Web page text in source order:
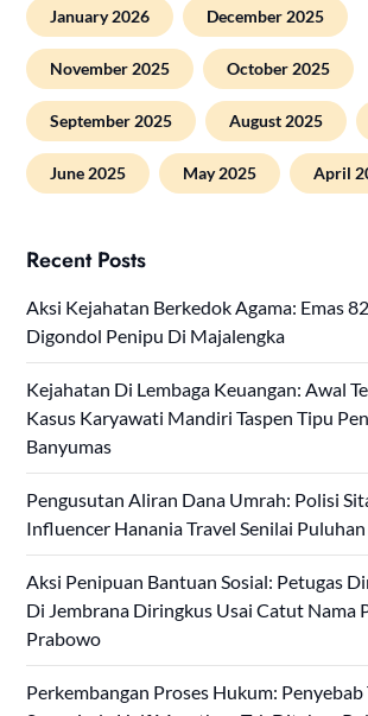
January 2026 December 2025
November 2025 October 2025
September 2025 August 2025
June 2025 May 2025 April
Recent Posts
Aksi Kejahatan Berkedok Agama: Emas
Digondol Penipu Di Majalengka
Kejahatan Di Lembaga Keuangan: Awal
Kasus Karyawati Mandiri Taspen Tipu
Banyumas
Pengusutan Aliran Dana Umrah: Polisi
Influencer Hanania Travel Senilai
Aksi Penipuan Bantuan Sosial: Petugas
Di Jembrana Diringkus Usai Catut Nama
Prabowo
Perkembangan Proses Hukum: Penyebab